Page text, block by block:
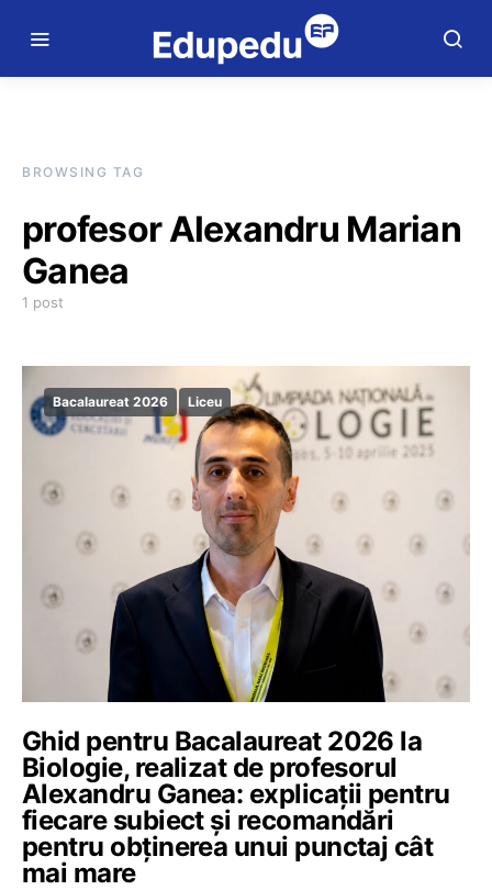
BROWSING TAG
profesor Alexandru Marian
Ganea
1 post
Bacalaureat 2026 Liceu
Ghid pentru Bacalaureat 2026 la
Biologie, realizat de profesorul
Alexandru Ganea: explicații pentru
fiecare subiect și recomandări
pentru obținerea unui punctaj cât
mai mare